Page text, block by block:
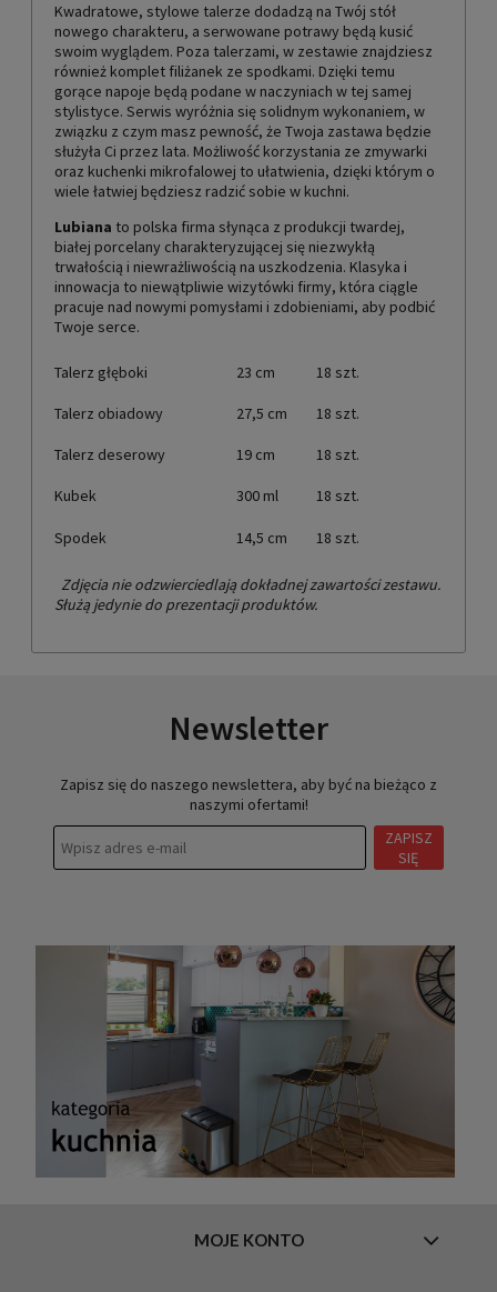
Kwadratowe, stylowe talerze dodadzą na Twój stół
nowego charakteru, a serwowane potrawy będą kusić
swoim wyglądem. Poza talerzami, w zestawie znajdziesz
również komplet filiżanek ze spodkami. Dzięki temu
gorące napoje będą podane w naczyniach w tej samej
stylistyce. Serwis wyróżnia się solidnym wykonaniem, w
związku z czym masz pewność, że Twoja zastawa będzie
służyła Ci przez lata. Możliwość korzystania ze zmywarki
oraz kuchenki mikrofalowej to ułatwienia, dzięki którym o
wiele łatwiej będziesz radzić sobie w kuchni.
Lubiana to polska firma słynąca z produkcji twardej,
białej porcelany charakteryzującej się niezwykłą
trwałością i niewrażliwością na uszkodzenia. Klasyka i
innowacja to niewątpliwie wizytówki firmy, która ciągle
pracuje nad nowymi pomysłami i zdobieniami, aby podbić
Twoje serce.
Talerz głęboki 23 cm 18 szt.
Talerz obiadowy 27,5 cm 18 szt.
Talerz deserowy 19 cm 18 szt.
Kubek 300 ml 18 szt.
Spodek 14,5 cm 18 szt.
Zdjęcia nie odzwierciedlają dokładnej zawartości zestawu.
Służą jedynie do prezentacji produktów.
Newsletter
Zapisz się do naszego newslettera, aby być na bieżąco z
naszymi ofertami!
ZAPISZ
SIĘ
MOJE KONTO